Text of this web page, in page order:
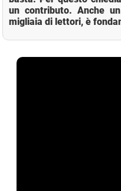
un contributo. Anche
migliaia di lettori, è